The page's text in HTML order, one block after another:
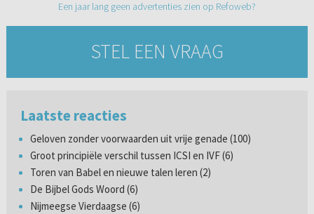
Een jaar lang geen advertenties zien op Refoweb?
STEL EEN VRAAG
Laatste reacties
Geloven zonder voorwaarden uit vrije genade (100)
Groot principiële verschil tussen ICSI en IVF (6)
Toren van Babel en nieuwe talen leren (2)
De Bijbel Gods Woord (6)
Nijmeegse Vierdaagse (6)